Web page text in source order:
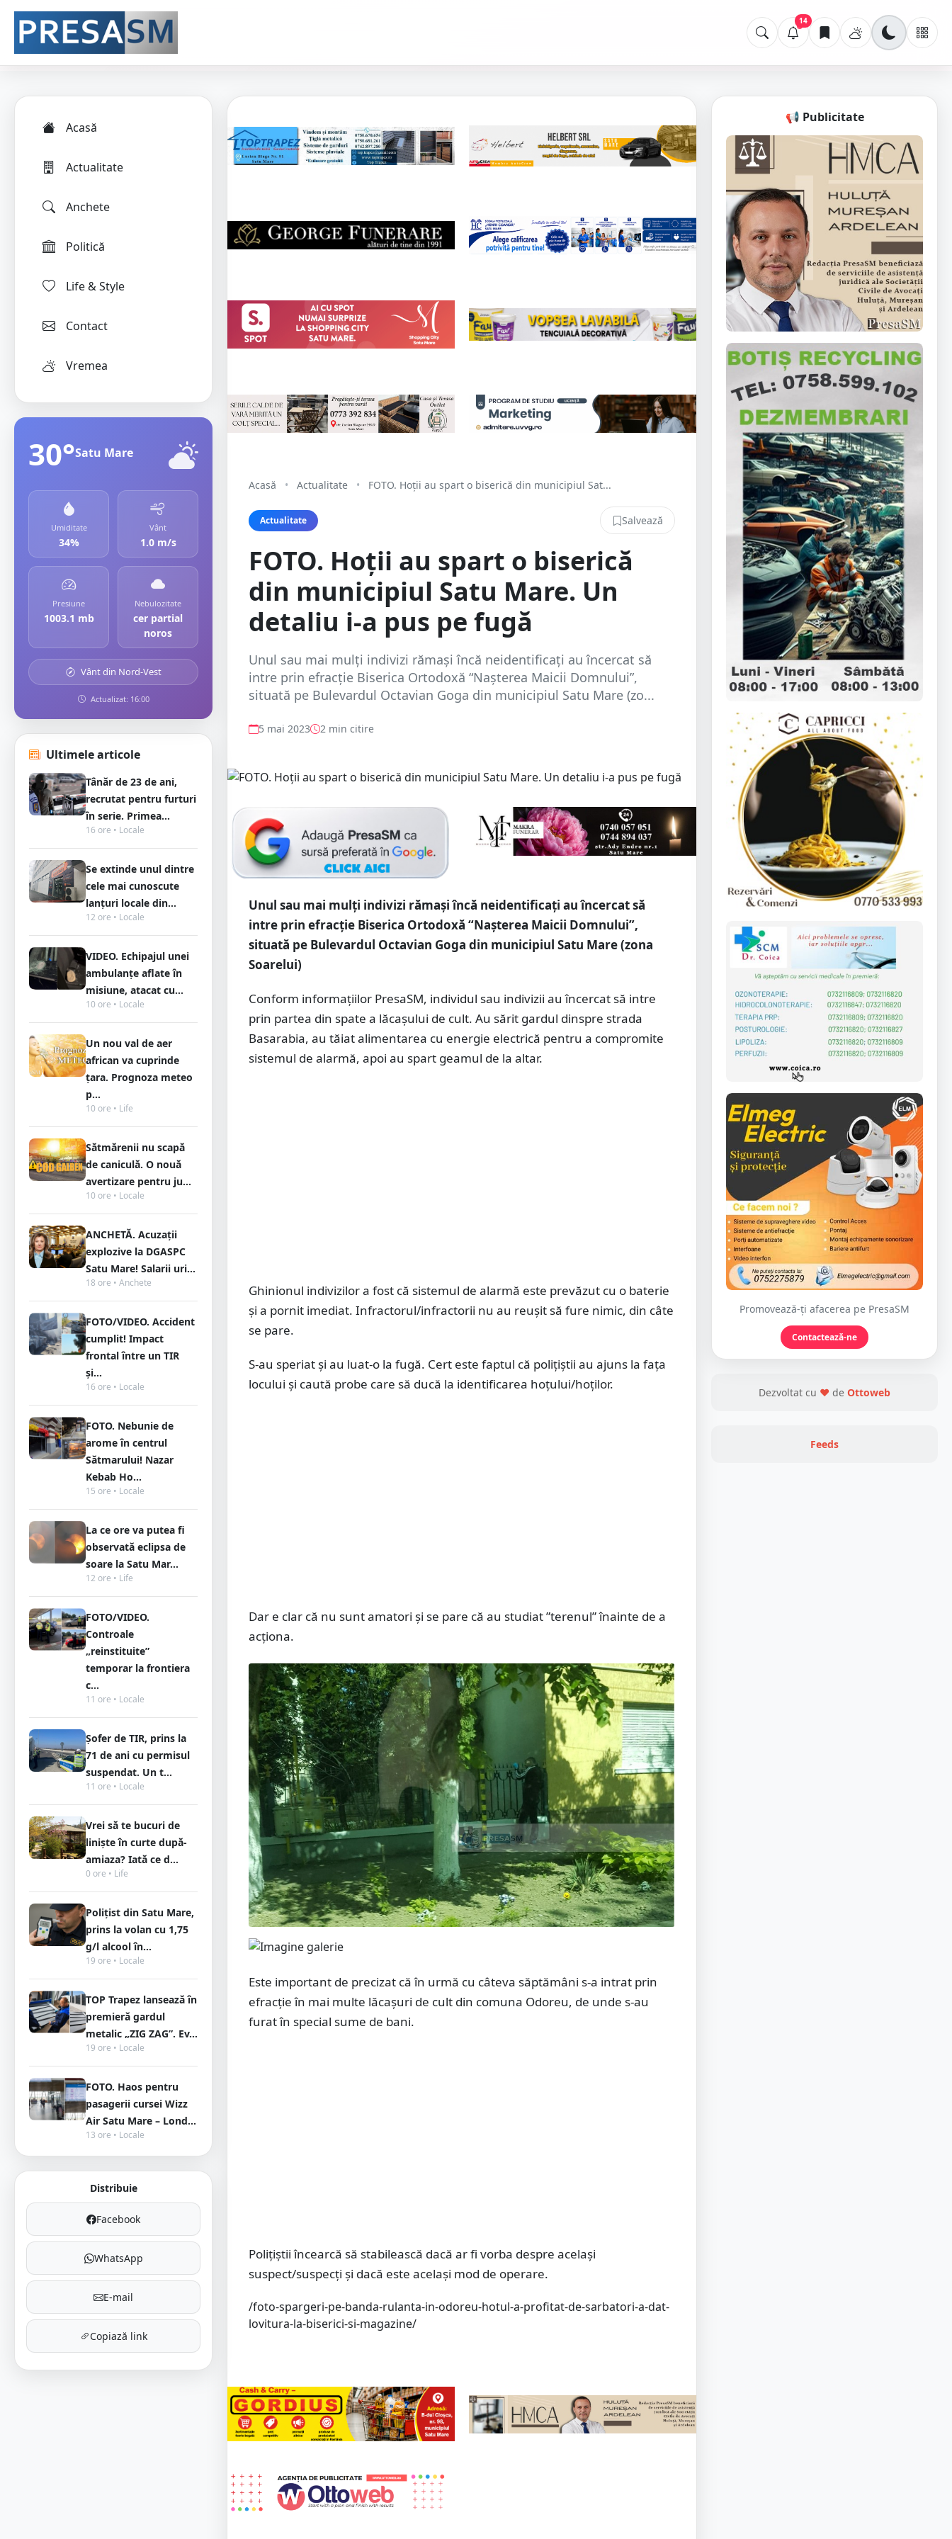
14
Acasă
Actualitate
Anchete
Politică
Life & Style
Contact
Vremea
30°Satu Mare
Umiditate
34%
Vânt
1.0 m/s
Presiune
1003.1 mb
Nebulozitate
cer partial
noros
Vânt din Nord-Vest
Actualizat: 16:00
Ultimele articole
Tânăr de 23 de ani,
recrutat pentru furturi
în serie. Primea...
16 ore • Locale
Se extinde unul dintre
cele mai cunoscute
lanțuri locale din...
12 ore • Locale
VIDEO. Echipajul unei
ambulanțe aflate în
misiune, atacat cu...
10 ore • Locale
Un nou val de aer
african va cuprinde
țara. Prognoza meteo
p...
10 ore • Life
Sătmărenii nu scapă
de caniculă. O nouă
avertizare pentru ju...
10 ore • Locale
ANCHETĂ. Acuzații
explozive la DGASPC
Satu Mare! Salarii uri...
18 ore • Anchete
FOTO/VIDEO. Accident
cumplit! Impact
frontal între un TIR
și...
16 ore • Locale
FOTO. Nebunie de
arome în centrul
Sătmarului! Nazar
Kebab Ho...
15 ore • Locale
La ce ore va putea fi
observată eclipsa de
soare la Satu Mar...
12 ore • Life
FOTO/VIDEO.
Controale
„reinstituite”
temporar la frontiera
c...
11 ore • Locale
Șofer de TIR, prins la
71 de ani cu permisul
suspendat. Un t...
11 ore • Locale
Vrei să te bucuri de
liniște în curte după-
amiaza? Iată ce d...
0 ore • Life
Polițist din Satu Mare,
prins la volan cu 1,75
g/l alcool în...
19 ore • Locale
TOP Trapez lansează în
premieră gardul
metalic „ZIG ZAG”. Ev...
19 ore • Locale
FOTO. Haos pentru
pasagerii cursei Wizz
Air Satu Mare – Lond...
13 ore • Locale
Distribuie
Facebook
WhatsApp
E-mail
Copiază link
Acasă • Actualitate • FOTO. Hoții au spart o biserică din municipiul Sat...
Actualitate Salvează
FOTO. Hoții au spart o biserică
din municipiul Satu Mare. Un
detaliu i-a pus pe fugă
Unul sau mai mulți indivizi rămași încă neidentificați au încercat să
intre prin efracție Biserica Ortodoxă “Nașterea Maicii Domnului”,
situată pe Bulevardul Octavian Goga din municipiul Satu Mare (zo...
5 mai 2023 2 min citire
Unul sau mai mulți indivizi rămași încă neidentificați au încercat să
intre prin efracție Biserica Ortodoxă “Nașterea Maicii Domnului”,
situată pe Bulevardul Octavian Goga din municipiul Satu Mare (zona
Soarelui)
Conform informațiilor PresaSM, individul sau indivizii au încercat să intre
prin partea din spate a lăcașului de cult. Au sărit gardul dinspre strada
Basarabia, au tăiat alimentarea cu energie electrică pentru a compromite
sistemul de alarmă, apoi au spart geamul de la altar.
Ghinionul indivizilor a fost că sistemul de alarmă este prevăzut cu o baterie
și a pornit imediat. Infractorul/infractorii nu au reușit să fure nimic, din câte
se pare.
S-au speriat și au luat-o la fugă. Cert este faptul că polițiștii au ajuns la fața
locului și caută probe care să ducă la identificarea hoțului/hoților.
Dar e clar că nu sunt amatori și se pare că au studiat ”terenul” înainte de a
acționa.
Este important de precizat că în urmă cu câteva săptămâni s-a intrat prin
efracție în mai multe lăcașuri de cult din comuna Odoreu, de unde s-au
furat în special sume de bani.
Polițiștii încearcă să stabilească dacă ar fi vorba despre același
suspect/suspecți și dacă este același mod de operare.
/foto-spargeri-pe-banda-rulanta-in-odoreu-hotul-a-profitat-de-sarbatori-a-dat-
lovitura-la-biserici-si-magazine/
📢 Publicitate
Promovează-ți afacerea pe PresaSM
Contactează-ne
Dezvoltat cu ❤ de Ottoweb
Feeds